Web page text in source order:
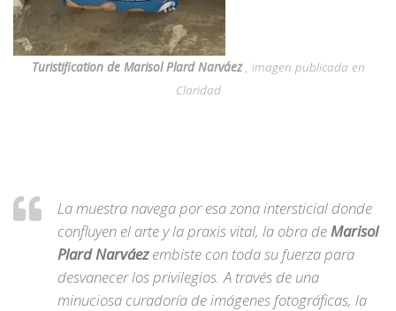
Turistification de Marisol Plard Narváez, imagen publicada en
Claridad
La muestra navega por esa zona intersticial donde
confluyen el arte y la praxis vital, la obra deMarisol
Plard Narváezembiste con toda su fuerza para
desvanecer los privilegios. A través de una
minuciosa curadoría de imágenes fotográficas, la